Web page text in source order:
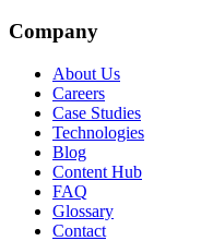
Company
About Us
Careers
Case Studies
Technologies
Blog
Content Hub
FAQ
Glossary
Contact